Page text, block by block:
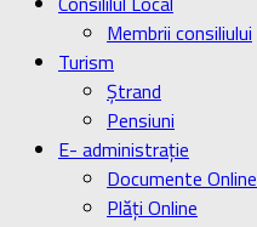
Membrii consiliului
Turism
Ştrand
Pensiuni
E- administrație
Documente Online
Plăți Online